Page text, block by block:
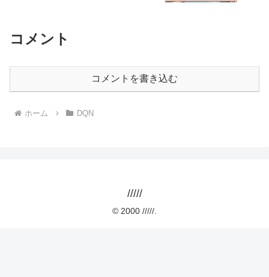
コメント
コメントを書き込む
ホーム DQN
/////
© 2000 /////.